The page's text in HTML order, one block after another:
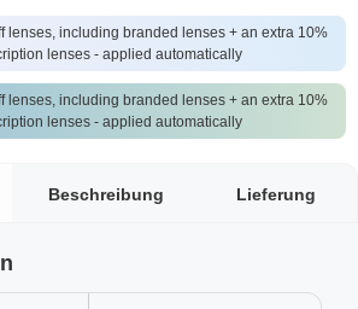
lenses, including branded lenses + an extra 10%
lenses - applied automatically
lenses, including branded lenses + an extra 10%
lenses - applied automatically
Beschreibung Lieferung